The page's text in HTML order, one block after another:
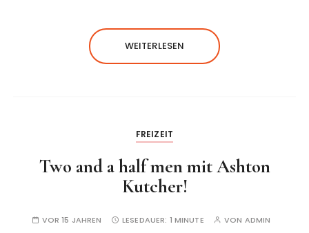
WEITERLESEN
FREIZEIT
Two and a half men mit Ashton
Kutcher!
VOR 15 JAHREN LESEDAUER: 1 MINUTE VON ADMIN